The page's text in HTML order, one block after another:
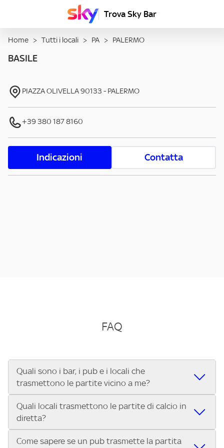
Trova Sky Bar
Home > Tutti i locali > PA > PALERMO
BASILE
PIAZZA OLIVELLA90133 - PALERMO
+39 380 187 8160
Indicazioni Contatta
FAQ
Quali sono i bar, i pub e i locali che
trasmettono le partite vicino a me?
Se cerchi un bar, pub, ristorante o locale vicino a te per
vedere le partite di Serie A ENILIVE, la Serie C Sky Wifi, la
UEFA Champions League, la UEFA Europa League, la UEFA
Conference League, il Tennis, la Formula 1®, la MotoGP™ e
Quali locali trasmettono le partite di calcio in
diretta?
Vuoi sapere quali bar, pub o ristoranti mostrano le partite
Come sapere se un pub trasmette la partita